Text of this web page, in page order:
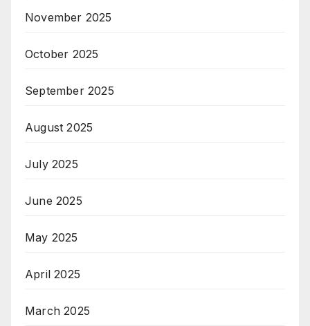
November 2025
October 2025
September 2025
August 2025
July 2025
June 2025
May 2025
April 2025
March 2025